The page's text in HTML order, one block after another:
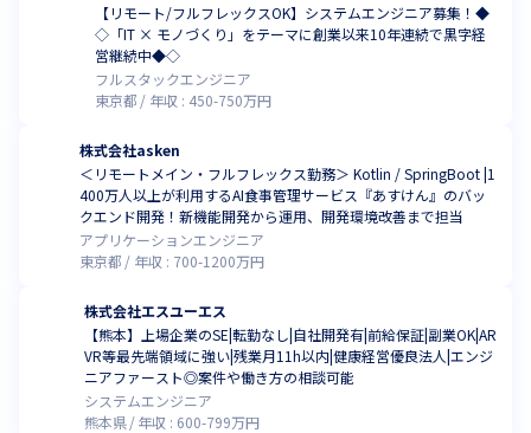
【リモート/フルフレックスOK】システムエンジニア募集！◆
◇「IT × モノづくり」をテーマに創業以来10年連続で黒字経
営継続中◆◇
フルスタックエンジニア
東京都
年収 : 450-750万円
株式会社asken
＜リモートメイン・フルフレックス勤務＞ Kotlin / SpringBoot |1
400万人以上が利用するAI食事管理サービス『あすけん』のバッ
クエンド開発！新機能開発から運用、開発環境改善まで担当
アプリケーションエンジニア
東京都
年収 : 700-1200万円
株式会社エスユーエス
【熊本】上場企業のSE|転勤なし|自社開発有|前給保証|副業OK|AR
VR等最先端領域に強い|残業月11h以内|健康経営優良法人|エンジ
ニアファースト◎案件や働き方の相談可能
システムエンジニア
熊本県
年収 : 600-799万円